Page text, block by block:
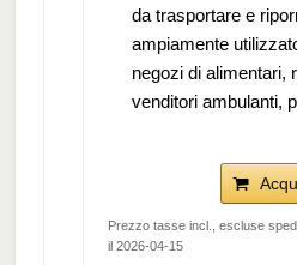
da trasportare e
ampiamente
negozi di alimentari,
venditori ambulanti,
Prezzo tasse incl., escluse
il 2026-04-15